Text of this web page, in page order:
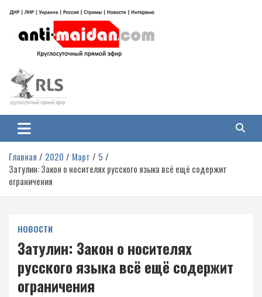
содержимому
Антимайдан: Гражданская война
на Украине
гражданской войне на Украине, включая события в Новороссии, ДНР,
ЛНР и других регионах.
Главная 2020 Март
5
Затулин: Закон о носителях русского языка всё ещё содержит
ограничения
НОВОСТИ
Затулин: Закон о носителях
русского языка всё ещё содержит
ограничения